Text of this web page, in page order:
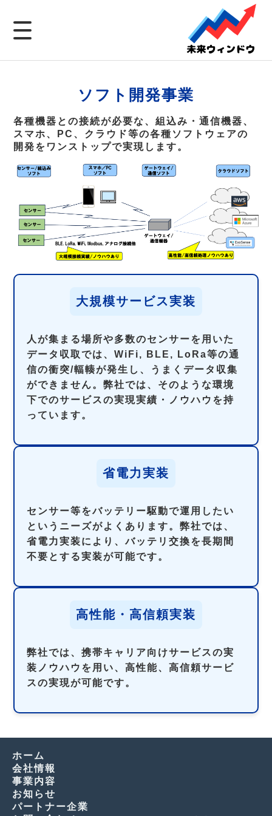
ソフト開発事業
各種機器との接続が必要な、組込み・通信機器、
スマホ、PC、クラウド等の各種ソフトウェアの
開発をワンストップで実現します。
大規模サービス実装
人が集まる場所や多数のセンサーを用いた
データ収取では、WiFi, BLE, LoRa等の通
信の衝突/輻輳が発生し、うまくデータ収集
ができません。弊社では、そのような環境
下でのサービスの実現実績・ノウハウを持
っています。
省電力実装
センサー等をバッテリー駆動で運用したい
というニーズがよくあります。弊社では、
省電力実装により、バッテリ交換を長期間
不要とする実装が可能です。
高性能・高信頼実装
弊社では、携帯キャリア向けサービスの実
装ノウハウを用い、高性能、高信頼サービ
スの実現が可能です。
ホーム
会社情報
事業内容
お知らせ
パートナー企業